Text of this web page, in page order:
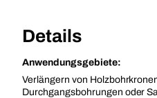
Details
Anwendungsgebiete:
Verlängern von
Durchgangsbohrungen oder